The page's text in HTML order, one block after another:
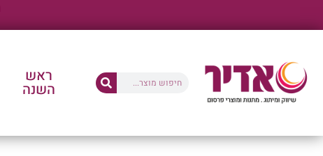
ראש
השנה